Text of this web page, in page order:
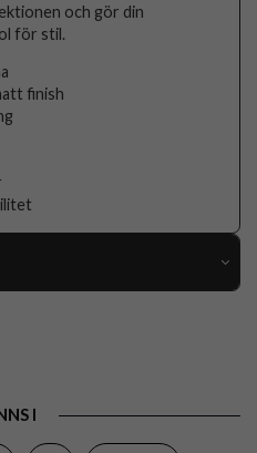
och gör din
för stil.
finish
I